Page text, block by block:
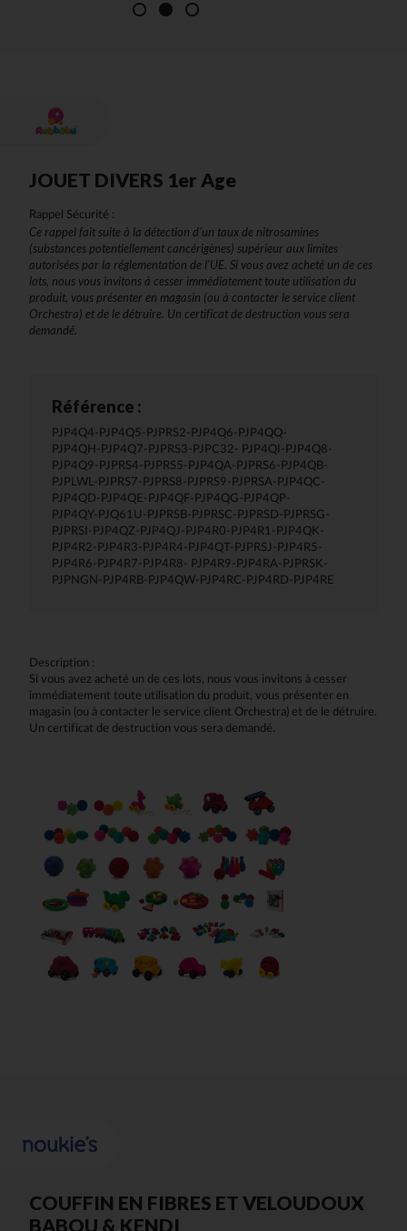
JOUET DIVERS 1er Age
Rappel Sécurité :
Ce rappel fait suite à la détection d'un taux de nitrosamines
(substances potentiellement cancérigènes) supérieur aux limites
autorisées par la réglementation de l'UE. Si vous avez acheté un de ces
lots, nous vous invitons à cesser immédiatement toute utilisation du
produit, vous présenter en magasin (ou à contacter le service client
Orchestra) et de le détruire. Un certificat de destruction vous sera
demandé.
Référence :
PJP4Q4-PJP4Q5-PJPRS2-PJP4Q6-PJP4QQ-
PJP4QH-PJP4Q7-PJPRS3-PJPC32- PJP4QI-PJP4Q8-
PJP4Q9-PJPRS4-PJPRS5-PJP4QA-PJPRS6-PJP4QB-
PJPLWL-PJPRS7-PJPRS8-PJPRS9-PJPRSA-PJP4QC-
PJP4QD-PJP4QE-PJP4QF-PJP4QG-PJP4QP-
PJP4QY-PJQ61U-PJPRSB-PJPRSC-PJPRSD-PJPRSG-
PJPRSI-PJP4QZ-PJP4QJ-PJP4R0-PJP4R1-PJP4QK-
PJP4R2-PJP4R3-PJP4R4-PJP4QT-PJPRSJ-PJP4R5-
PJP4R6-PJP4R7-PJP4R8- PJP4R9-PJP4RA-PJPRSK-
PJPNGN-PJP4RB-PJP4QW-PJP4RC-PJP4RD-PJP4RE
Description :
Si vous avez acheté un de ces lots, nous vous invitons à cesser
immédiatement toute utilisation du produit, vous présenter en
magasin (ou à contacter le service client Orchestra) et de le détruire.
Un certificat de destruction vous sera demandé.
COUFFIN EN FIBRES ET VELOUDOUX
BABOU & KENDI